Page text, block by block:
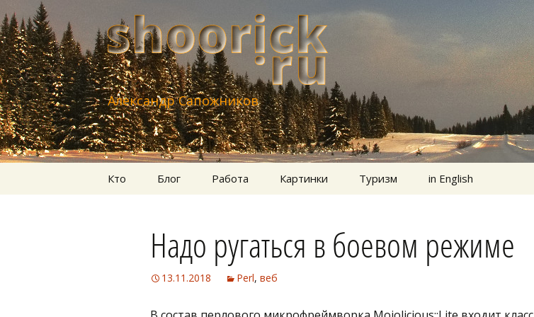
Александр Сапожников
Кто Блог Работа Картинки Туризм in English
Надо ругаться в боевом режиме
13.11.2018 Perl, веб